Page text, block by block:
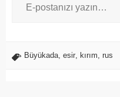
Büyükada esir kırım rus